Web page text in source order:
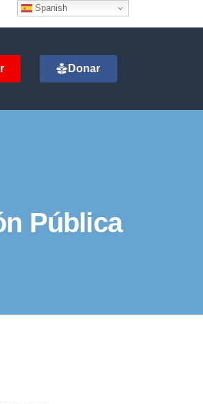
Donar
Pública
Spanish